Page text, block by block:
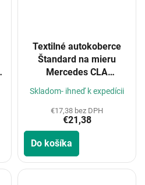
Textilné autokoberce
Štandard na mieru
Mercedes CLA
C118/X118 2019-
Skladom- ihneď k expedícii
€17,38 bez DPH
€21,38
Do košíka